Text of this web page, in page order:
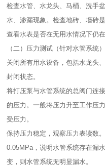
检查水管、水龙头、马桶、洗手
水、渗漏现象。检查地砖、墙砖
查看水表是否在无用水情况下仍
（二）压力测试（针对水管系统）​
关闭所有用水设备，包括水龙头
封闭状态。​
将打压泵与水管系统的总阀门连
的压力。一般将压力升至工作压
受压力。​
保持压力稳定，观察压力表读数
0.05MPa，说明水管系统存在漏
变，则水管系统无明显漏水。​